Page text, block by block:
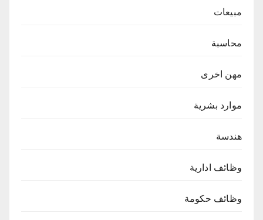
مبيعات
محاسبة
مهن اخرى
موارد بشرية
هندسة
وظائف ادارية
وظائف حكومة